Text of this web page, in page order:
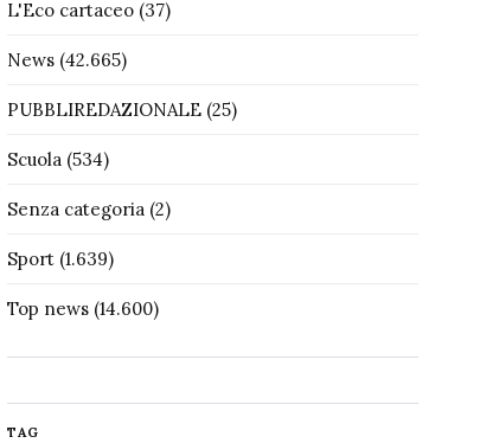
L'Eco cartaceo(37)
News(42.665)
PUBBLIREDAZIONALE(25)
Scuola(534)
Senza categoria(2)
Sport(1.639)
Top news(14.600)
TAG